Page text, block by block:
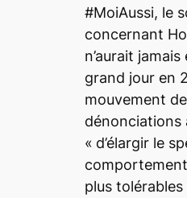
#MoiAussi, le
concernant
n’aurait jamais
grand jour en
mouvement de
dénonciations
« d’élargir le
plus tolérables